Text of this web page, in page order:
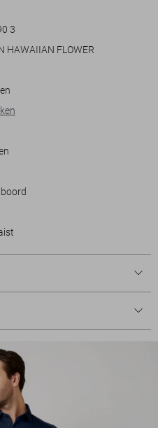
bijwoont, de combinatie van
kleurtonen zorgt voor een frisse
T-shirt voor een relaxte look of
een uitstekende balans
3
HAWAIIAN FLOWER